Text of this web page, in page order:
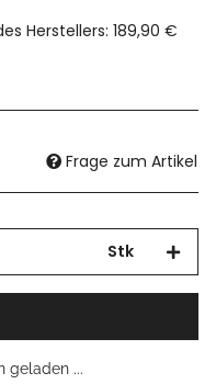
Herstellers: 189,90 €
Frage zum Artikel
Stk
geladen ...